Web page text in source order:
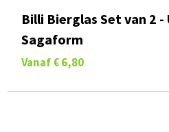
Billi Bierglas Set van 2 -
Sagaform
Vanaf € 6,80